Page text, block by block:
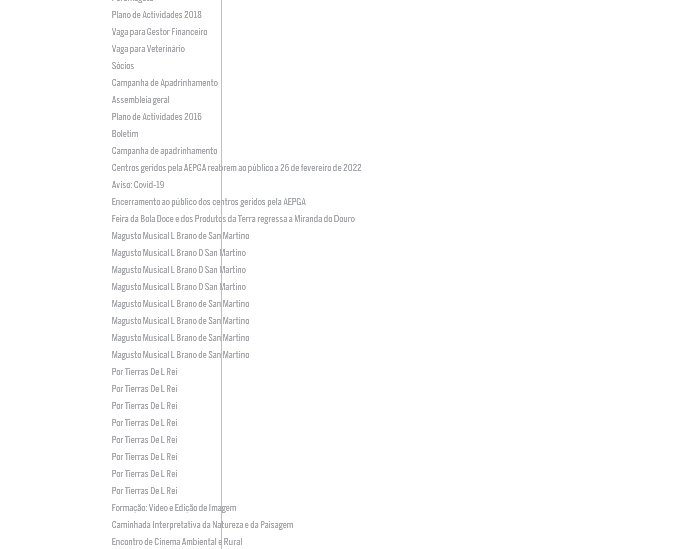
Plano de Actividades 2018
Vaga para Gestor Financeiro
Vaga para Veterinário
Sócios
Campanha de Apadrinhamento
Assembleia geral
Plano de Actividades 2016
Boletim
Campanha de apadrinhamento
Centros geridos pela AEPGA reabrem ao público a 26 de fevereiro de 2022
Aviso: Covid-19
Encerramento ao público dos centros geridos pela AEPGA
Feira da Bola Doce e dos Produtos da Terra regressa a Miranda do Douro
Magusto Musical L Brano de San Martino
Magusto Musical L Brano D San Martino
Magusto Musical L Brano D San Martino
Magusto Musical L Brano D San Martino
Magusto Musical L Brano de San Martino
Magusto Musical L Brano de San Martino
Magusto Musical L Brano de San Martino
Magusto Musical L Brano de San Martino
Por Tierras De L Rei
Por Tierras De L Rei
Por Tierras De L Rei
Por Tierras De L Rei
Por Tierras De L Rei
Por Tierras De L Rei
Por Tierras De L Rei
Por Tierras De L Rei
Formação: Vídeo e Edição de Imagem
Caminhada Interpretativa da Natureza e da Paisagem
Encontro de Cinema Ambiental e Rural